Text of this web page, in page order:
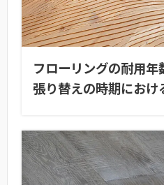
フローリングの耐用年
張り替えの時期におけ